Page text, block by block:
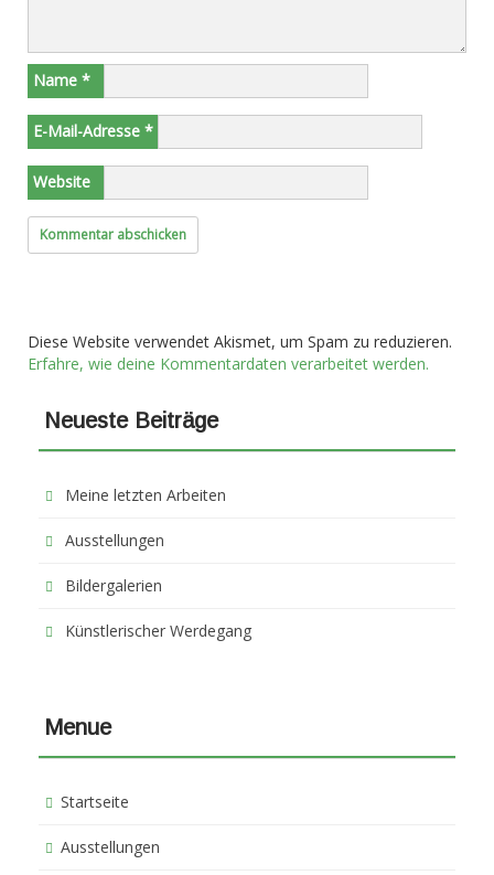
Name *
E-Mail-Adresse *
Website
Diese Website verwendet Akismet, um Spam zu reduzieren.
Erfahre, wie deine Kommentardaten verarbeitet werden.
Neueste Beiträge
Meine letzten Arbeiten
Ausstellungen
Bildergalerien
Künstlerischer Werdegang
Menue
Startseite
Ausstellungen